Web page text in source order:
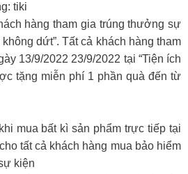
tiki
hàng tham gia trúng thưởng sự
dứt”. Tất cả khách hàng tham
13/9/2022 23/9/2022 tại “Tiện ích
tặng miễn phí 1 phần quà đến từ
mua bất kì sản phẩm trực tiếp tại
tất cả khách hàng mua bảo hiểm
kiện